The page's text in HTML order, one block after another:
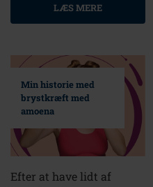
LÆS MERE
Min historie med
brystkræft med
amoena
Efter at have lidt af